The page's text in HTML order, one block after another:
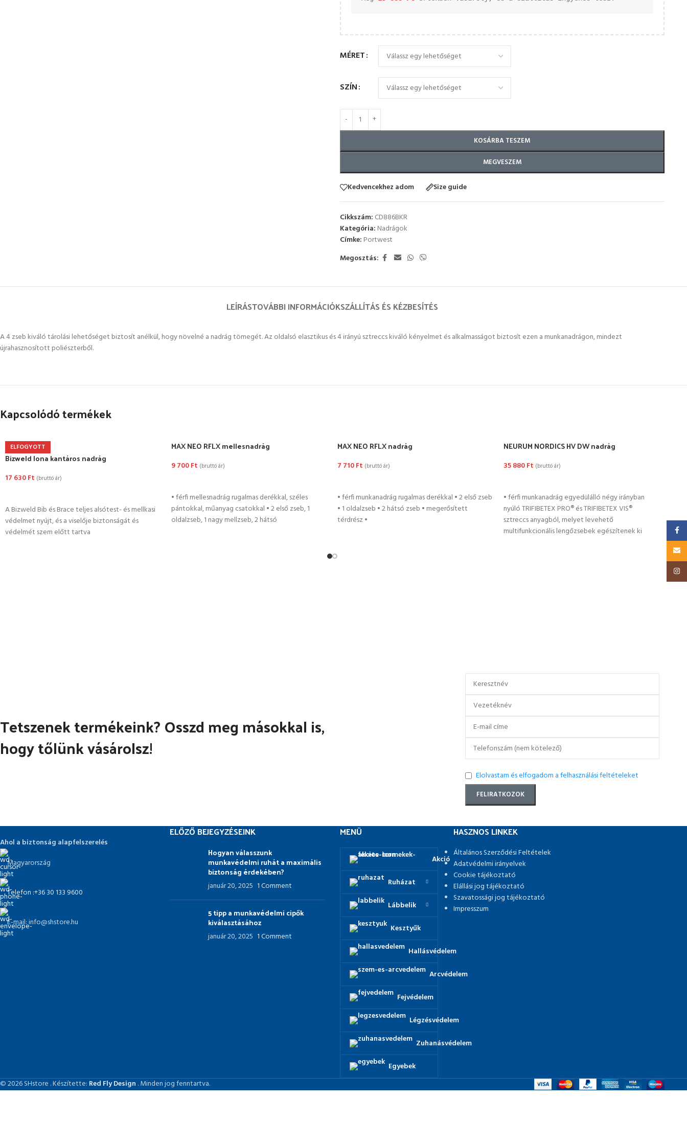
MÉRET
SZÍN
KOSÁRBA TESZEM
MEGVESZEM
Kedvencekhez adom Size guide
Cikkszám: CD886BKR
Kategória: Nadrágok
Címke: Portwest
Megosztás:
LEÍRÁSTOVÁBBI INFORMÁCIÓKSZÁLLÍTÁS ÉS KÉZBESÍTÉS
A 4 zseb kiváló tárolási lehetőséget biztosít anélkül, hogy növelné a nadrág tömegét. Az oldalsó elasztikus és 4 irányú sztreccs kiváló kényelmet és alkalmasságot biztosít ezen a munkanadrágon, mindezt
újrahasznosított poliészterből.
Kapcsolódó termékek
ELFOGYOTT
Bizweld Iona kantáros nadrág
17 630Ft (bruttó ár)
A Bizweld Bib és Brace teljes alsótest- és mellkasi
védelmet nyújt, és a viselője biztonságát és
védelmét szem előtt tartva
MAX NEO RFLX mellesnadrág
9 700Ft (bruttó ár)
• férfi mellesnadrág rugalmas derékkal, széles
pántokkal, műanyag csatokkal • 2 első zseb, 1
oldalzseb, 1 nagy mellzseb, 2 hátsó
MAX NEO RFLX nadrág
7 710Ft (bruttó ár)
• férfi munkanadrág rugalmas derékkal • 2 első zseb
• 1 oldalzseb • 2 hátsó zseb • megerősített
térdrész •
NEURUM NORDICS HV DW nadrág
35 880Ft (bruttó ár)
• férfi munkanadrág egyedülálló négy irányban
nyúló TRIFIBETEX PRO® és TRIFIBETEX VIS®
sztreccs anyagból, melyet levehető
multifunkcionális lengőzsebek egészítenek ki
Tetszenek termékeink? Osszd meg másokkal is,
hogy tőlünk vásárolsz!
Elolvastam és elfogadom a felhasználási feltételeket
Ahol a biztonság alapfelszerelés
Magyarország
Telefon :+36 30 133 9600
E-mail: info@shstore.hu
ELŐZŐ BEJEGYZÉSEINK
Hogyan válasszunk
munkavédelmi ruhát a maximális
biztonság érdekében?
január 20, 2025 1 Comment
5 tipp a munkavédelmi cipők
kiválasztásához
január 20, 2025 1 Comment
MENÜ
Akció
Ruházat
Lábbelik
Kesztyűk
Hallásvédelem
Arcvédelem
Fejvédelem
Légzésvédelem
Zuhanásvédelem
Egyebek
HASZNOS LINKEK
Általános Szerződési Feltételek
Adatvédelmi irányelvek
Cookie tájékoztató
Elállási jog tájékoztató
Szavatossági jog tájékoztató
Impresszum
© 2026 SHstore . Készítette: Red Fly Design . Minden jog fenntartva.
Email